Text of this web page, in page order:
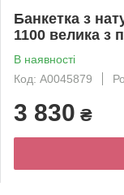
Банкетка з
1100 велика з
В наявності
Код: А0045879
3 830 ₴